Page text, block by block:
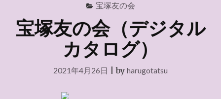
宝塚友の会
宝塚友の会（デジタル
カタログ）
2021年4月26日 |by harugotatsu